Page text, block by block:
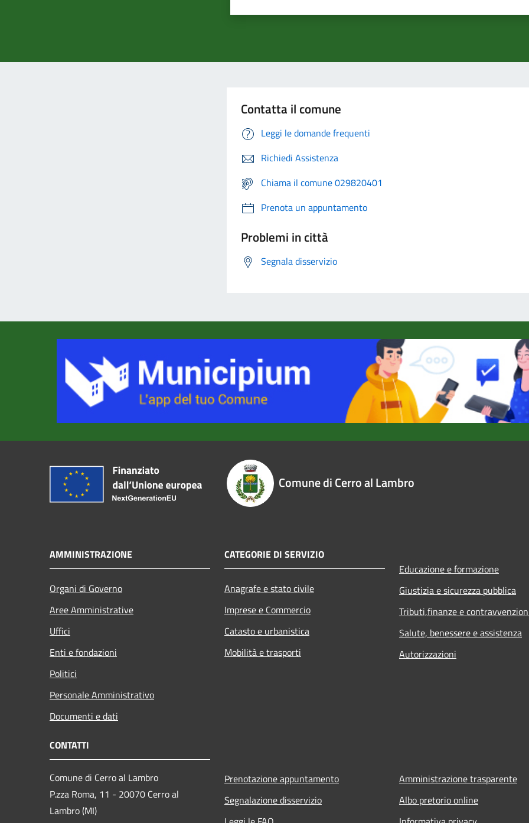
Contatta il comune
Leggi le domande frequenti
Richiedi Assistenza
Chiama il comune 029820401
Prenota un appuntamento
Problemi in città
Segnala disservizio
Comune di Cerro al Lambro
AMMINISTRAZIONE
Organi di Governo
Aree Amministrative
Uffici
Enti e fondazioni
Politici
Personale Amministrativo
Documenti e dati
CATEGORIE DI SERVIZIO
Anagrafe e stato civile
Imprese e Commercio
Catasto e urbanistica
Mobilità e trasporti
Educazione e formazione
Giustizia e sicurezza pubblica
Tributi,finanze e
Salute, benessere e assistenza
Autorizzazioni
CONTATTI
Comune di Cerro al Lambro
P.zza Roma, 11 - 20070 Cerro al
Lambro (MI)
Prenotazione appuntamento
Segnalazione disservizio
Amministrazione trasparente
Albo pretorio online